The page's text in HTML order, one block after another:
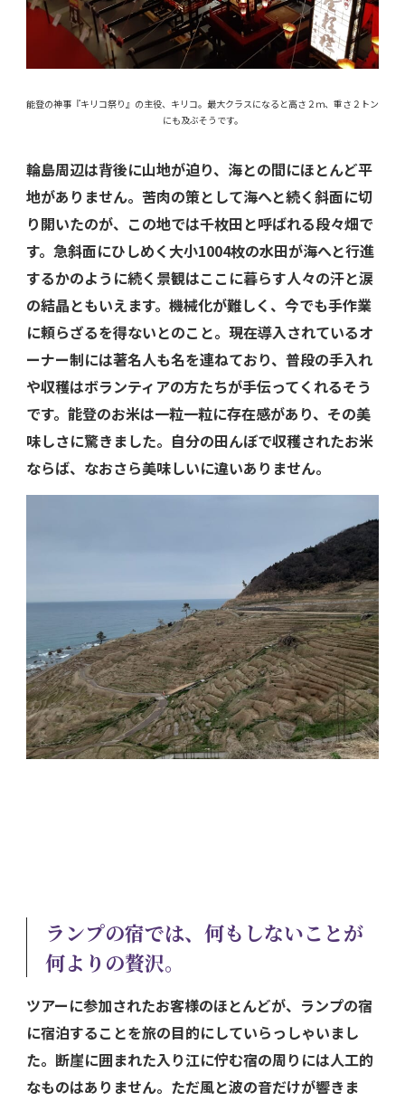
能登の神事『キリコ祭り』の主役、キリコ。最大クラスになると高さ２ｍ、重さ２トン
にも及ぶそうです。
輪島周辺は背後に山地が迫り、海との間にほとんど平
地がありません。苦肉の策として海へと続く斜面に切
り開いたのが、この地では千枚田と呼ばれる段々畑で
す。急斜面にひしめく大小1004枚の水田が海へと行進
するかのように続く景観はここに暮らす人々の汗と涙
の結晶ともいえます。機械化が難しく、今でも手作業
に頼らざるを得ないとのこと。現在導入されているオ
ーナー制には著名人も名を連ねており、普段の手入れ
や収穫はボランティアの方たちが手伝ってくれるそう
です。能登のお米は一粒一粒に存在感があり、その美
味しさに驚きました。自分の田んぼで収穫されたお米
ならば、なおさら美味しいに違いありません。
ランプの宿では、何もしないことが
何よりの贅沢。
ツアーに参加されたお客様のほとんどが、ランプの宿
に宿泊することを旅の目的にしていらっしゃいまし
た。断崖に囲まれた入り江に佇む宿の周りには人工的
なものはありません。ただ風と波の音だけが響きま